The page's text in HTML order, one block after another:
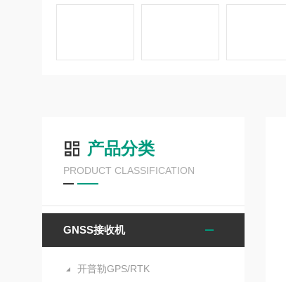
产品分类
PRODUCT CLASSIFICATION
GNSS接收机
开普勒GPS/RTK